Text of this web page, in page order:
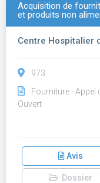
Acquisition de
et produits non
Centre Hospitalier
973
Fourniture - Appel
Ouvert
Avis
Dossier